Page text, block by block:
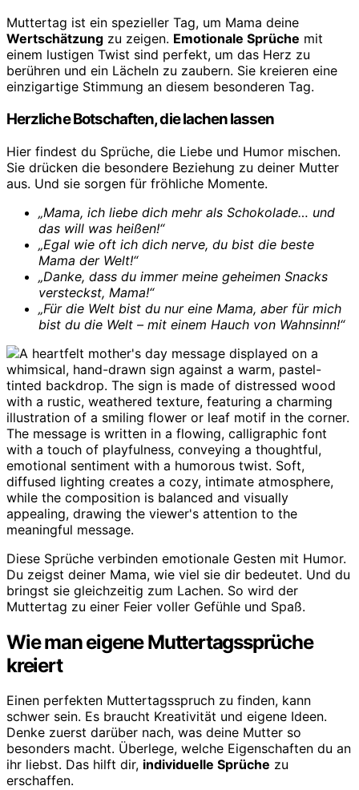
Muttertag ist ein spezieller Tag, um Mama deine
Wertschätzung zu zeigen. Emotionale Sprüche mit
einem lustigen Twist sind perfekt, um das Herz zu
berühren und ein Lächeln zu zaubern. Sie kreieren eine
einzigartige Stimmung an diesem besonderen Tag.
Herzliche Botschaften, die lachen lassen
Hier findest du Sprüche, die Liebe und Humor mischen.
Sie drücken die besondere Beziehung zu deiner Mutter
aus. Und sie sorgen für fröhliche Momente.
„Mama, ich liebe dich mehr als Schokolade… und
das will was heißen!“
„Egal wie oft ich dich nerve, du bist die beste
Mama der Welt!“
„Danke, dass du immer meine geheimen Snacks
versteckst, Mama!“
„Für die Welt bist du nur eine Mama, aber für mich
bist du die Welt – mit einem Hauch von Wahnsinn!“
Diese Sprüche verbinden emotionale Gesten mit Humor.
Du zeigst deiner Mama, wie viel sie dir bedeutet. Und du
bringst sie gleichzeitig zum Lachen. So wird der
Muttertag zu einer Feier voller Gefühle und Spaß.
Wie man eigene Muttertagssprüche
kreiert
Einen perfekten Muttertagsspruch zu finden, kann
schwer sein. Es braucht Kreativität und eigene Ideen.
Denke zuerst darüber nach, was deine Mutter so
besonders macht. Überlege, welche Eigenschaften du an
ihr liebst. Das hilft dir, individuelle Sprüche zu
erschaffen.